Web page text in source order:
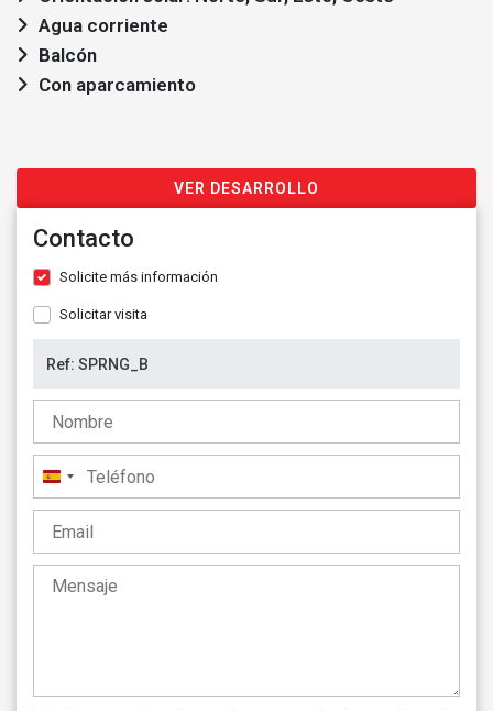
Agua corriente
Balcón
Con aparcamiento
VER DESARROLLO
Contacto
Solicite más información
Solicitar visita
España
+34